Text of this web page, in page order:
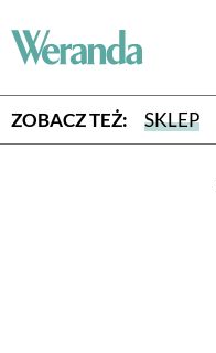
ZOBACZ TEŻ: SKLEP